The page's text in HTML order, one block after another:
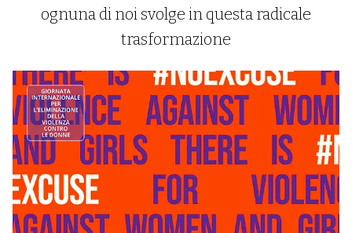
ognuna di noi svolge in questa radicale
trasformazione